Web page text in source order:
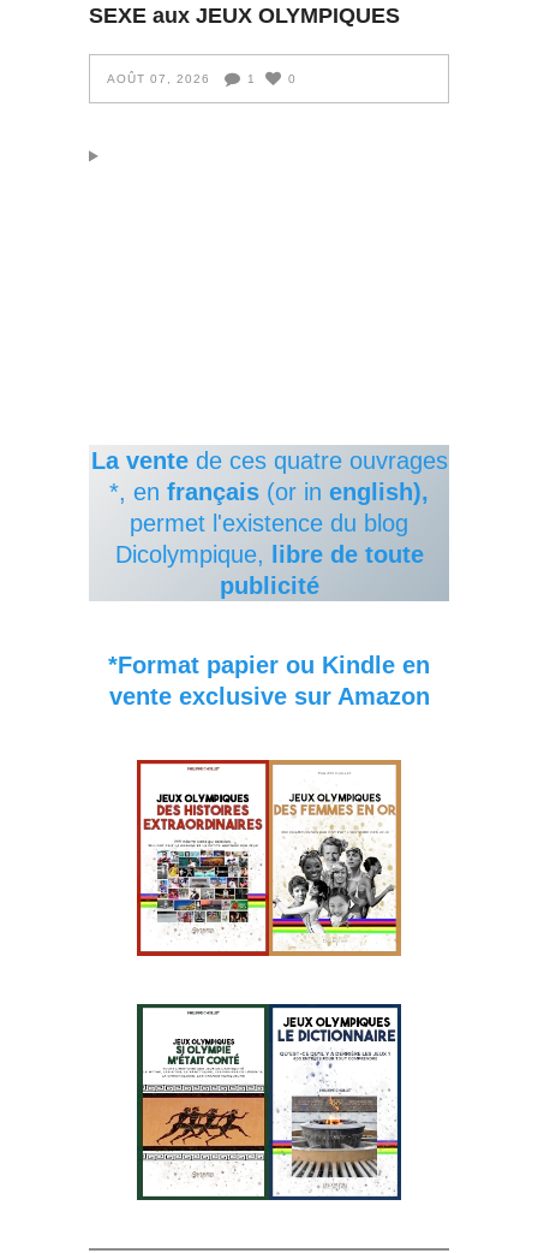
SEXE aux JEUX OLYMPIQUES
AOÛT 07, 2026 1 0
La ventede ces quatre ouvrages
*, en français (or in english),
permet l'existence du blog
Dicolympique,
libre de toute
publicité
*Format papier ou Kindle en
vente exclusive sur Amazon